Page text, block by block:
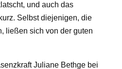
und auch das
Selbst diejenigen, die
ließen sich von der guten
Juliane Bethge bei